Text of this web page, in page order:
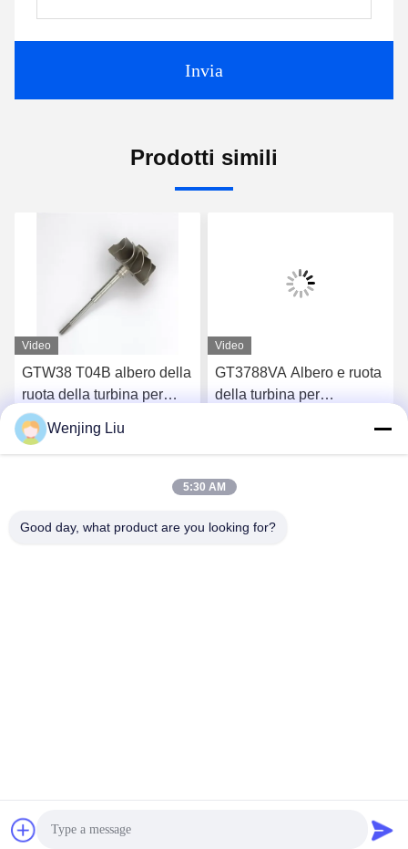
Invia
Prodotti simili
Video
GTW38 T04B albero della
ruota della turbina per
turbocompressori 407276-
6 407276-19 446905-2
446905-5Chatta Adesso
Video
GT3788VA Albero e ruota
della turbina per
5002S
Chatta Adesso
Cina Buona qualità albero della ruota della turbina Fornitore.
2023-2026 turbo-spareparts.com Tutti i diritti riservati.
Wenjing Liu
5:30 AM
Good day, what product are you looking for?